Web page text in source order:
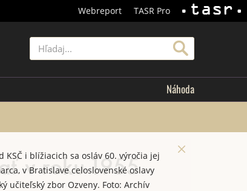
Webreport
TASR Pro
Náhoda
v roku 1955
KSČ i blížiacich sa osláv 60. výročia jej
v Bratislave celoslovenské oslavy
učiteľský zbor Ozveny. Foto: Archív